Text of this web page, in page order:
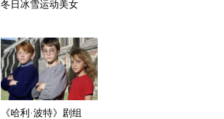
冬日冰雪运动美女
《哈利·波特》剧组